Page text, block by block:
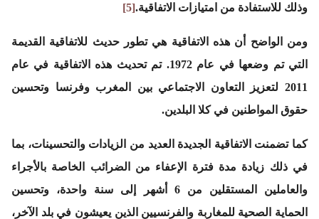
وذلك للاستفادة من امتيازات الاتفاقية.[5]
ومن الواضح أن هذه الاتفاقية هي تطور حديث للاتفاقية القديمة
التي تم وضعها في عام 1972. تم تحديث هذه الاتفاقية في عام
2011 لتعزيز التعاون الاجتماعي بين المغرب وفرنسا وتحسين
حقوق المواطنين في كلا البلدين.
كما تضمنت الاتفاقية الجديدة العديد من الزيادات والتحسينات، بما
في ذلك زيادة مدة فترة الإعفاء من الضرائب الخاصة بالأجراء
والعاملين المستقلين من 6 أشهر إلى سنة واحدة، وتحسين
الحماية الصحية للمغاربة والفرنسيين الذين يعيشون في بلد الآخر،